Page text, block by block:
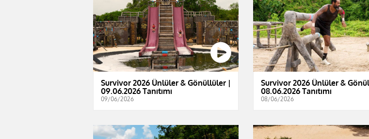
Survivor 2026 Ünlüler & Gönüllüler |
09.06.2026 Tanıtımı
09/06/2026
Survivor 2026 Ünlüler &
08.06.2026 Tanıtımı
08/06/2026